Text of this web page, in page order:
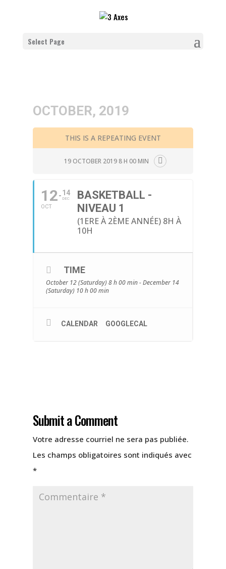
Select Page
OCTOBER, 2019
THIS IS A REPEATING EVENT
19 OCTOBER 2019 8 H 00 MIN
12
OCT
14
DEC
BASKETBALL -
NIVEAU 1
(1ERE À 2ÈME ANNÉE) 8H À
10H
TIME
October 12 (Saturday) 8 h 00 min - December 14
(Saturday) 10 h 00 min
CALENDAR GOOGLECAL
Submit a Comment
Votre adresse courriel ne sera pas publiée.
Les champs obligatoires sont indiqués avec
*